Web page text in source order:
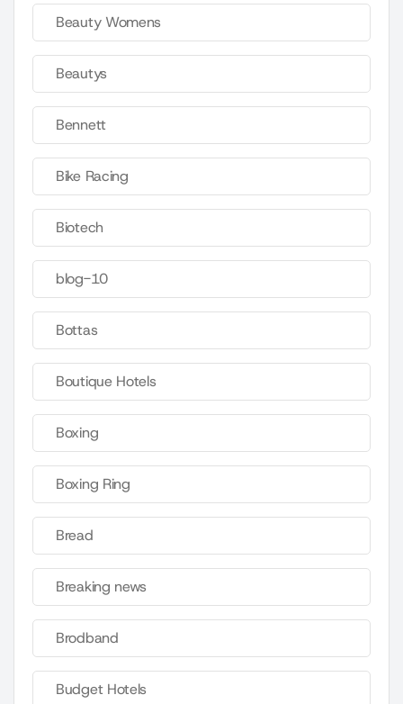
Beauty Womens
Beautys
Bennett
Bike Racing
Biotech
blog-10
Bottas
Boutique Hotels
Boxing
Boxing Ring
Bread
Breaking news
Brodband
Budget Hotels